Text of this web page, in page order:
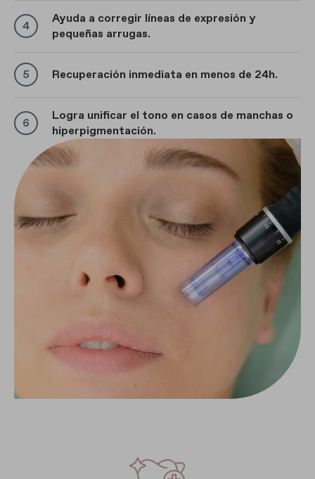
Ayuda a corregir líneas de expresión y
pequeñas arrugas.
Recuperación inmediata en menos de 24h.
Logra unificar el tono en casos de manchas o
hiperpigmentación.